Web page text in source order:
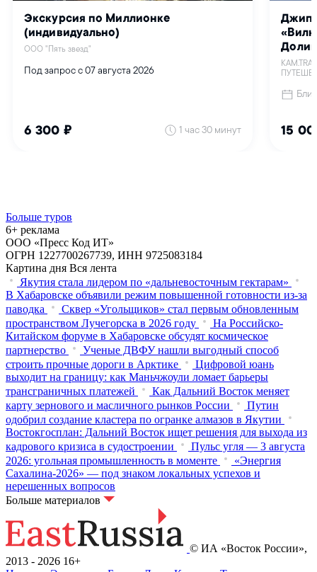
Больше туров
6+ реклама
ООО «Пресс Код ИТ»
ОГРН 1227700267739, ИНН 9725083184
Картина дня Вся лента
Якутия стала лидером по «дальневосточным гектарам»
В Хабаровске объявили режим повышенной готовности из‑за
паводка
Сквер «Угольщиков» стал первым обновленным
пространством Лучегорска в 2026 году
На Российско-
Китайском форуме в Хабаровске обсудят космическое
партнерство
Ученые ДВФУ нашли выгодный способ
строить прочные дороги в Арктике
Цифровой юань
выходит на границу: как Маньчжоули ломает барьеры
трансграничных платежей
Как Дальний Восток меняет
карту зернового и масличного рынков России
Путин
одобрил создание кластера по огранке алмазов в Якутии
Востокгосплан: Дальний Восток ищет решения для выхода из
кадрового кризиса в судостроении
Пульс угля — 3 августа
2026: угольная промышленность в моменте
«Энергия
Сахалина-2026» — под знаком локальных успехов и
нерешенных вопросов
Больше материалов
© ИА «Восток России»,
2013 - 2026 16+